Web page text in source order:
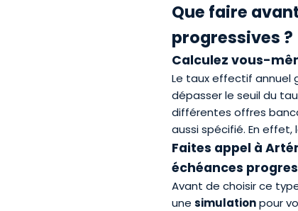
Que faire
progressives ?
Calculez vous-
Le taux effectif annuel
dépasser le seuil du
différentes offres
aussi spécifié. En
Faites appel à
échéances
Avant de choisir ce
une simulationpour